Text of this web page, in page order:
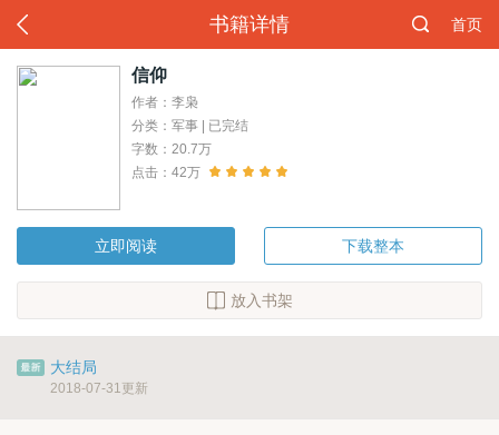
书籍详情 首页
信仰
作者：李枭
分类：军事 | 已完结
字数：20.7万
点击：42万
立即阅读 下载整本
放入书架
大结局
2018-07-31更新